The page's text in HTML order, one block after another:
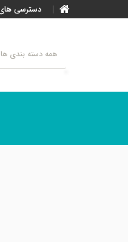
دسترسی
همه دسته بندی ها